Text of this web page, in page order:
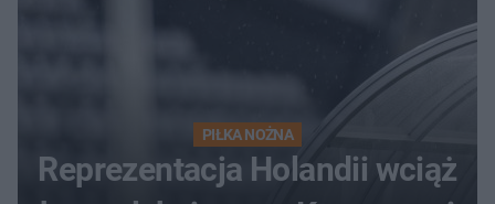
PIŁKA NOŻNA
Reprezentacja Holandii wciąż